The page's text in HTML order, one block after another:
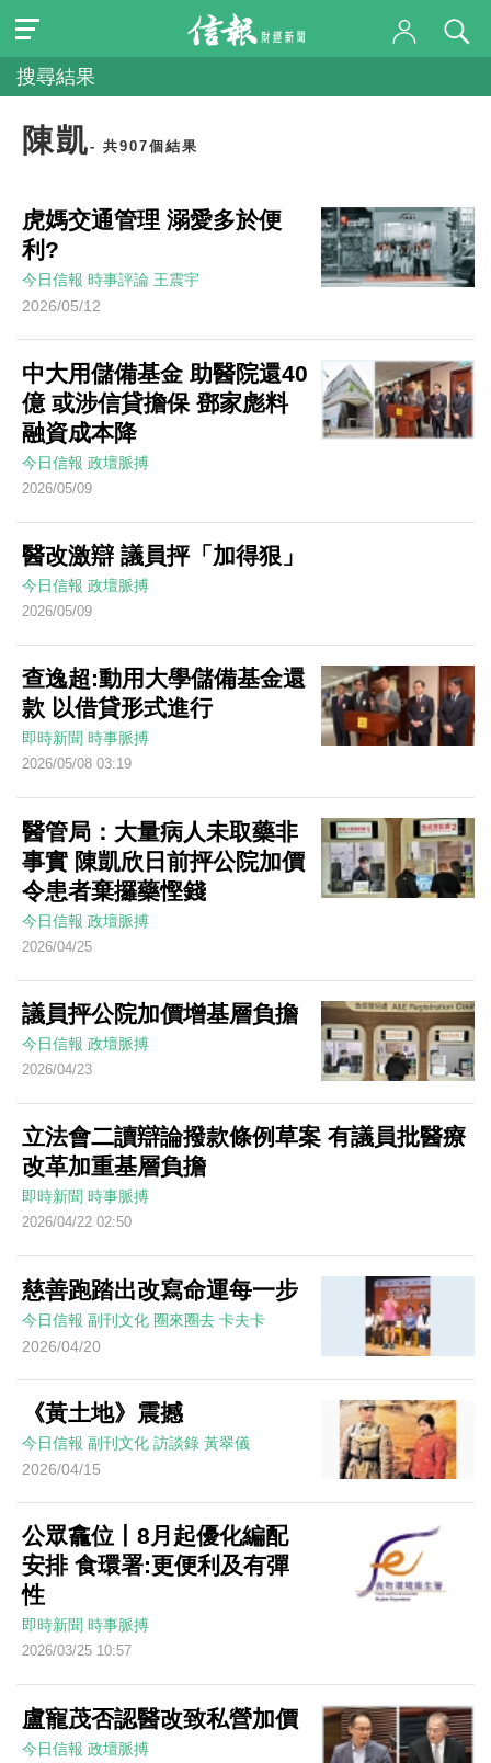
搜尋結果
陳凱- 共907個結果
虎媽交通管理 溺愛多於便
利?
今日信報 時事評論 王震宇
2026/05/12
中大用儲備基金 助醫院還40
億 或涉信貸擔保 鄧家彪料
融資成本降
今日信報 政壇脈搏
2026/05/09
醫改激辯 議員抨「加得狠」
今日信報 政壇脈搏
2026/05/09
查逸超:動用大學儲備基金還
款 以借貸形式進行
即時新聞 時事脈搏
2026/05/08 03:19
醫管局：大量病人未取藥非
事實 陳凱欣日前抨公院加價
令患者棄攞藥慳錢
今日信報 政壇脈搏
2026/04/25
議員抨公院加價增基層負擔
今日信報 政壇脈搏
2026/04/23
立法會二讀辯論撥款條例草案 有議員批醫療
改革加重基層負擔
即時新聞 時事脈搏
2026/04/22 02:50
慈善跑踏出改寫命運每一步
今日信報 副刊文化 圈來圈去 卡夫卡
2026/04/20
《黃土地》震撼
今日信報 副刊文化 訪談錄 黃翠儀
2026/04/15
公眾龕位丨8月起優化編配
安排 食環署:更便利及有彈
性
即時新聞 時事脈搏
2026/03/25 10:57
盧寵茂否認醫改致私營加價
今日信報 政壇脈搏